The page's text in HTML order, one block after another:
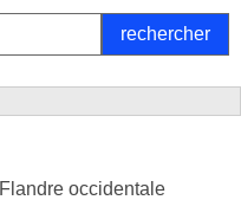
Flandre occidentale